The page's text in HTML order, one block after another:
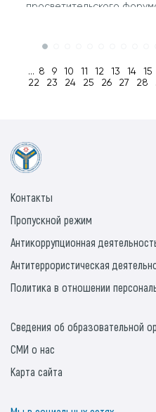
просветительского
... 8 9 10 11 12 13 14 15
22
23 24 25 26 27 28
Контакты
Пропускной режим
Антикоррупционная
Антитеррористическая
Политика в отношении
Сведения об образовательной
СМИ о нас
Карта сайта